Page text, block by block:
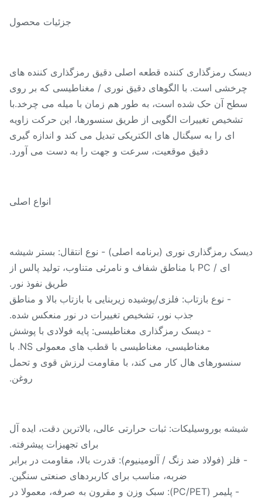
جزئیات محصول
رمزگذاری کننده قطعه اصلی دقیق رمزگذاری کننده های
است. با الگوهای دقیق نوری / مغناطیسی که بر روی
آن حک شده است، به طور هم زمان با میله می چرخد.با
تشخیص تغییرات الگویی از طریق سنسورها، این حرکت زاویه
ای را به سیگنال های الکتریکی تبدیل می کند و اندازه گیری
دقیق موقعیت، سرعت و جهت را به دست می آورد.
انواع اصلی
رمزگذاری نوری (برنامه اصلی) - نوع انتقال: بستر شیشه
ای / PC با مناطق شفاف و نامرئی متناوب، تولید پالس از
طریق نفوذ نور.
- نوع بازتاب: فلزی/پوشیده زیربنایی با بازتاب بالا و مناطق
جذب نور، تشخیص تغییرات در نور منعکس شده.
- دیسک رمزگذاری مغناطیسی: پایه فولادی با پوشش
مغناطیسی، مغناطیسی با قطب های معمولی NS. با
سنسورهای هال کار می کند، با مقاومت لرزش قوی و تحمل
روغن.
بوروسیلیکات: ثبات حرارتی عالی، بالاترین دقت، ایده آل
برای تجهیزات پیشرفته.
(فولاد ضد زنگ / آلومینیوم): قدرت بالا، مقاومت در برابر
ضربه، مناسب برای کاربردهای صنعتی سنگین.
- پلیمر (PC/PET): سبک وزن و مقرون به صرفه، معمولا در